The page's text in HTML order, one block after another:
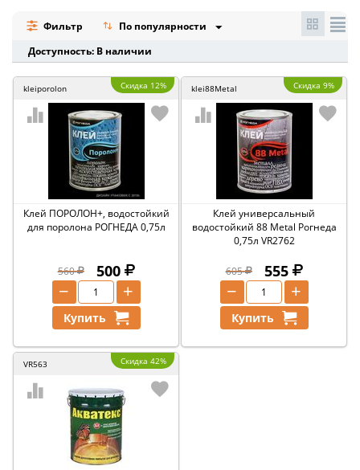
Фильтр
По популярности
Доступность: В наличии
kleiporolon Скидка 12%
Клей ПОРОЛОН+, водостойкий
для поролона РОГНЕДА 0,75л
560 500
+
−
Купить
klei88Metal Скидка 9%
Клей универсальный
водостойкий 88 Metal Рогнеда
0,75л VR2762
605 555
+
−
Купить
VR563 Скидка 42%